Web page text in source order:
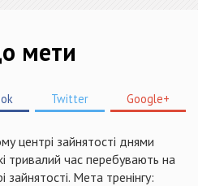
мети
Twitter Google+
центрі зайнятості днями
тривалий час перебувають на
зайнятості. Мета тренінгу: